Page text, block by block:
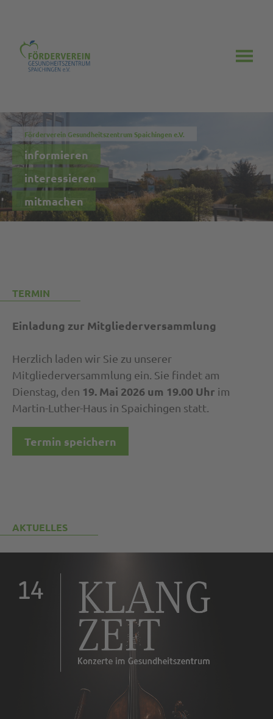
Förderverein Gesundheitszentrum Spaichingen e.V.
informieren
interessieren
mitmachen
TERMIN
Einladung zur Mitgliederversammlung
Herzlich laden wir Sie zu unserer
Mitgliederversammlung ein. Sie findet am
Dienstag, den 19. Mai 2026 um 19.00 Uhr im
Martin-Luther-Haus in Spaichingen statt.
Termin speichern
AKTUELLES